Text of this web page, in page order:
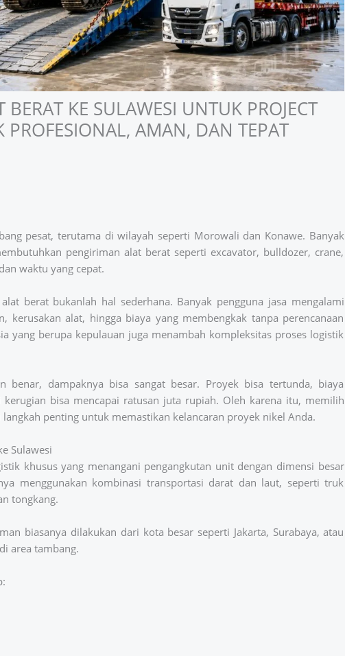
KE SULAWESI UNTUK PROJECT
PROFESIONAL, AMAN, DAN TEPAT
pesat, terutama di wilayah seperti Morowali dan Konawe. Banyak
pengiriman alat berat seperti excavator, bulldozer, crane,
waktu yang cepat.
berat bukanlah hal sederhana. Banyak pengguna jasa mengalami
kerusakan alat, hingga biaya yang membengkak tanpa perencanaan
yang berupa kepulauan juga menambah kompleksitas proses logistik
benar, dampaknya bisa sangat besar. Proyek bisa tertunda, biaya
bisa mencapai ratusan juta rupiah. Oleh karena itu, memilih
penting untuk memastikan kelancaran proyek nikel Anda.
Sulawesi
khusus yang menangani pengangkutan unit dengan dimensi besar
menggunakan kombinasi transportasi darat dan laut, seperti truk
tongkang.
biasanya dilakukan dari kota besar seperti Jakarta, Surabaya, atau
area tambang.